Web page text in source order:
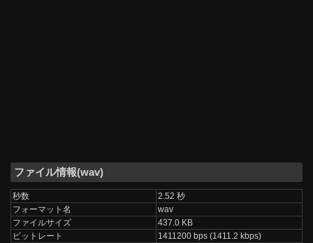
ファイル情報(wav)
秒数
2.52 秒
フォーマット名
wav
ファイルサイズ
437.0 KB
ビットレート
1411200 bps (1411.2 kbps)